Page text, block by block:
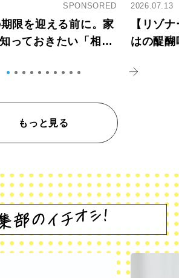
SPONSORED
限を迎える前に。家
っておきたい「相続
2026.07.13
【リゾ
はの醍
もっと見る